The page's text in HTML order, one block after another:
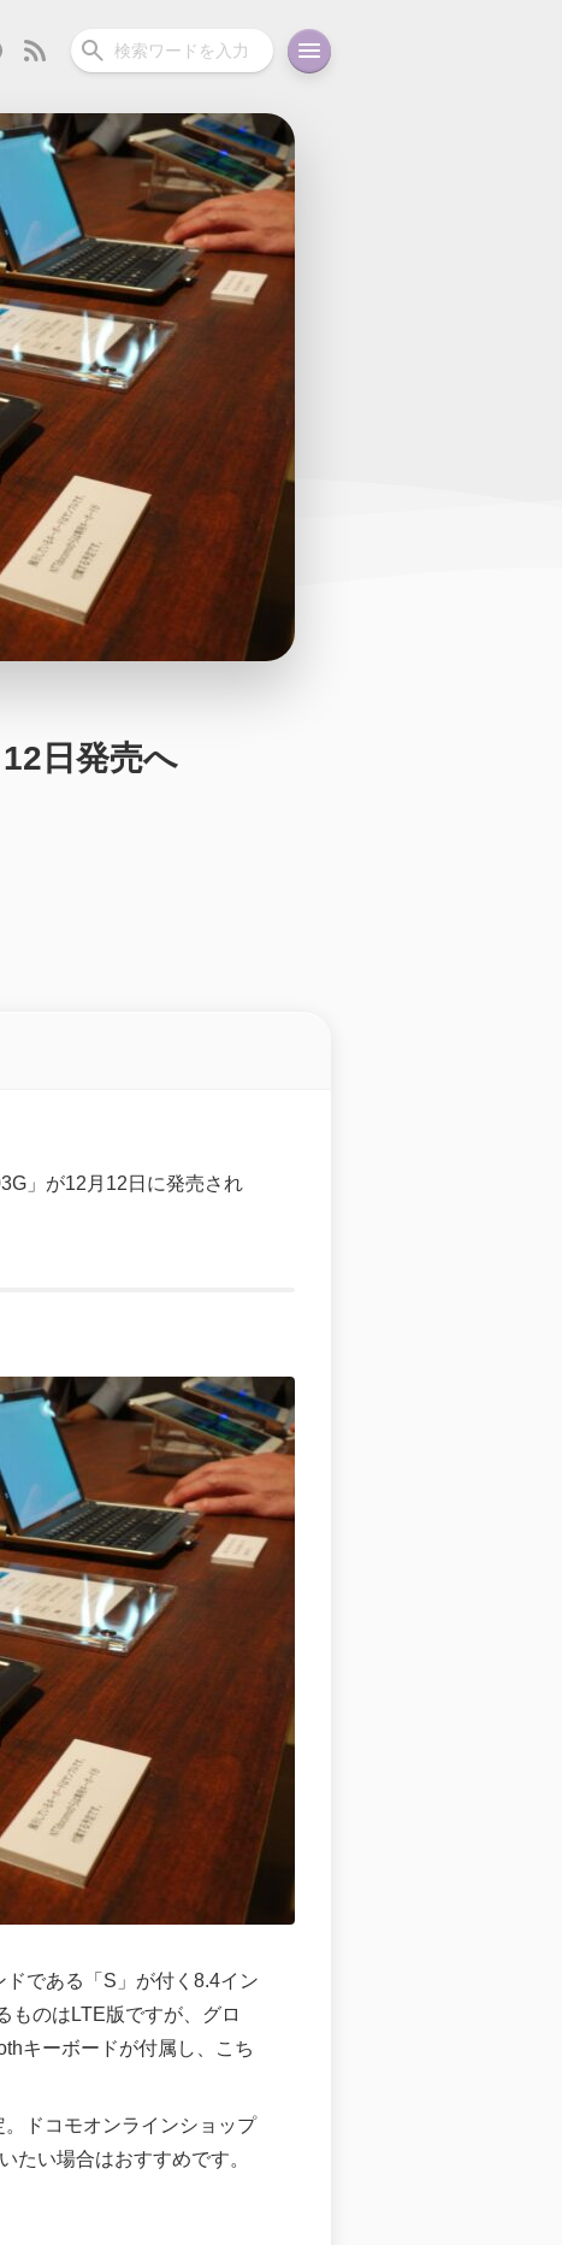
オーディオ 充電関連 その他
コラム ガイド
日発売へ
」が12月12日に発売され
である「S」が付く8.4イン
ものはLTE版ですが、グロ
キーボードが付属し、こち
ドコモオンラインショップ
たい場合はおすすめです。